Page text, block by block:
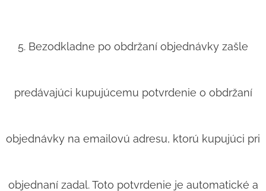
5. Bezodkladne po obdržaní objednávky zašle
predávajúci kupujúcemu potvrdenie o obdržaní
objednávky na emailovú adresu, ktorú kupujúci pri
objednaní zadal. Toto potvrdenie je automatické a